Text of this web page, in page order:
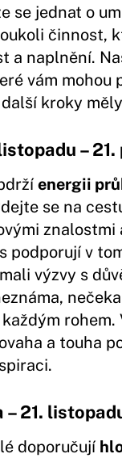
se jednat o
činnost,
a naplnění.
vám mohou
kroky
– 21.
energii
se na
znalostmi
podporují v
výzvy s
rohem.
a touha
21.
doporučují